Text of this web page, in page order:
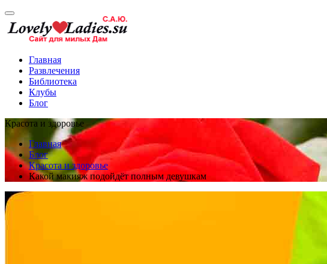
Главная
Развлечения
Библиотека
Клубы
Блог
Красота и здоровье
Главная
Блог
Красота и здоровье
Какой макияж подойдёт полным девушкам